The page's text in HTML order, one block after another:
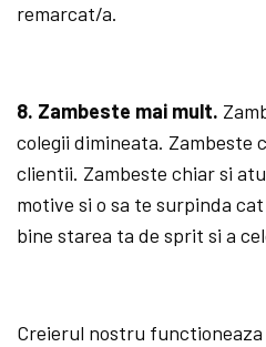
remarcat/a.
8. Zambeste mai mult.
colegii dimineata. Zambeste
clientii. Zambeste chiar si
motive si o sa te surpinda
bine starea ta de sprit si a
Creierul nostru